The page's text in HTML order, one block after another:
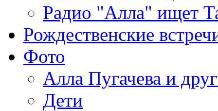
Радио "Алла" ищет
Рождественские
Фото
Алла Пугачева и
Дети